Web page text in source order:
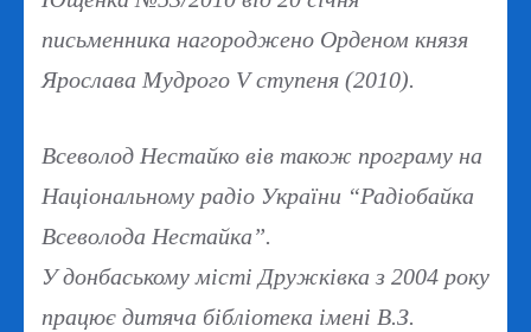
письменника нагороджено Орденом князя
Ярослава Мудрого V ступеня (2010).
Всеволод Нестайко вів також програму на
Національному радіо України “Радіобайка
Всеволода Нестайка”.
У донбаському місті Дружківка з 2004 року
працює дитяча бібліотека імені В.З.